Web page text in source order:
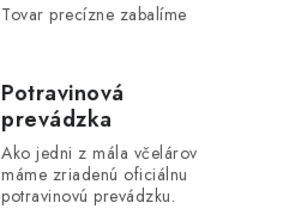
Tovar precízne zabalíme
Potravinová
prevádzka
Ako jedni z mála včelárov
máme zriadenú oficiálnu
potravinovú prevádzku.